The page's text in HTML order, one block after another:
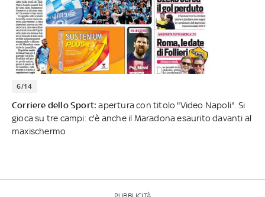
6/14
Corriere dello Sport: apertura con titolo "Video Napoli". Si
gioca su tre campi: c'è anche il Maradona esaurito davanti al
maxischermo